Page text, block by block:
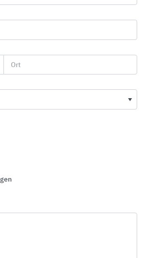
Duschrinnen und
Ort